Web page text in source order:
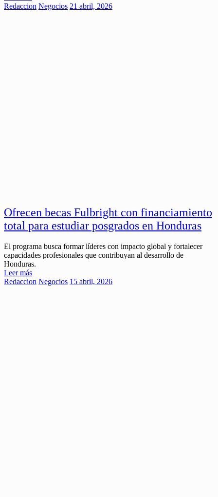
Redaccion Negocios 21 abril, 2026
Ofrecen becas Fulbright con financiamiento
total para estudiar posgrados en Honduras
El programa busca formar líderes con impacto global y fortalecer
capacidades profesionales que contribuyan al desarrollo de
Honduras.
Leer más
Redaccion Negocios 15 abril, 2026